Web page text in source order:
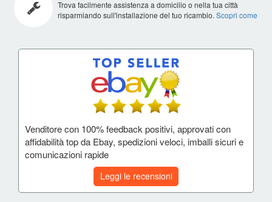
Trova facilmente assistenza a domicilio o nella tua città
risparmiando sull'installazione del tuo ricambio. Scopri come
Venditore con 100% feedback positivi, approvati con
affidabilità top da Ebay, spedizioni veloci, imballi sicuri e
comunicazioni rapide
Leggi le recensioni